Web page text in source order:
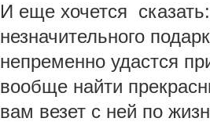
И еще хочется
незначительного
непременно удастся
вообще найти
вам везет с ней по